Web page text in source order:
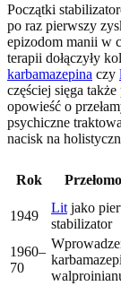
Początki
po raz pierwszy
epizodom manii w
terapii dołączyły
karbamazepina czy
częściej sięga
opowieść o
psychiczne
nacisk na
Rok
1949
Lit jako
stabilizator
1960–
70